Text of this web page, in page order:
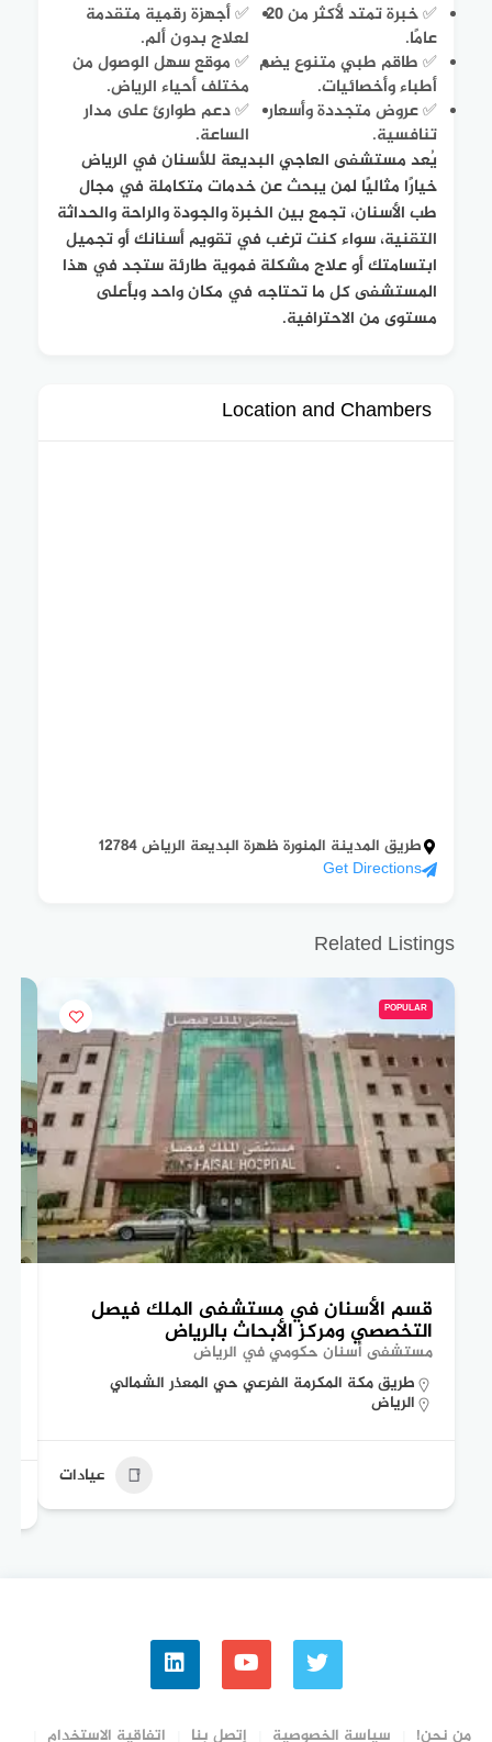
✅ خبرة تمتد لأكثر من 20
عامًا.
✅ أجهزة رقمية متقدمة
لعلاج بدون ألم.
✅ طاقم طبي متنوع يضم
أطباء وأخصائيات.
✅ موقع سهل الوصول من
مختلف أحياء الرياض.
✅ عروض متجددة وأسعار
تنافسية.
✅ دعم طوارئ على مدار
الساعة.
يُعد مستشفى العاجي البديعة للأسنان في الرياض
خيارًا مثاليًا لمن يبحث عن خدمات متكاملة في مجال
طب الأسنان، تجمع بين الخبرة والجودة والراحة والحداثة
التقنية، سواء كنت ترغب في تقويم أسنانك أو تجميل
ابتسامتك أو علاج مشكلة فموية طارئة ستجد في هذا
المستشفى كل ما تحتاجه في مكان واحد وبأعلى
مستوى من الاحترافية.
Location and Chambers
طريق المدينة المنورة ظهرة البديعة الرياض 12784
Get Directions
Related Listings
POPULAR
قسم الأسنان في مستشفى الملك فيصل
التخصصي ومركز الأبحاث بالرياض
مستشفى أسنان حكومي في الرياض
طريق مكة المكرمة الفرعي حي المعذر الشمالي
الرياض
عيادات
من نحن! سياسة الخصوصية إتصل بنا اتفاقية الاستخدام